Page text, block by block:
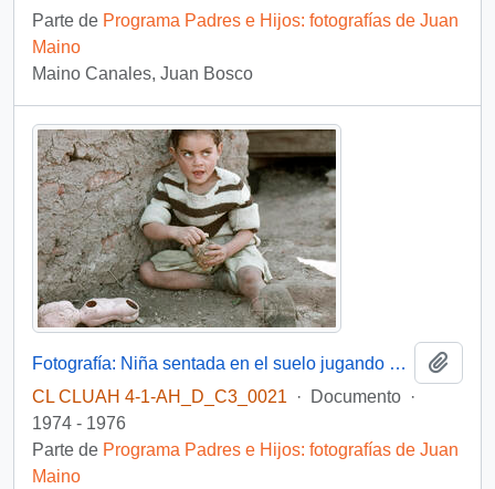
Parte de Programa Padres e Hijos: fotografías de Juan
Maino
Maino Canales, Juan Bosco
Fotografía: Niña sentada en el suelo jugando con una muñeca
CL CLUAH 4-1-AH_D_C3_0021
· Documento ·
1974 - 1976
Parte de Programa Padres e Hijos: fotografías de Juan
Maino